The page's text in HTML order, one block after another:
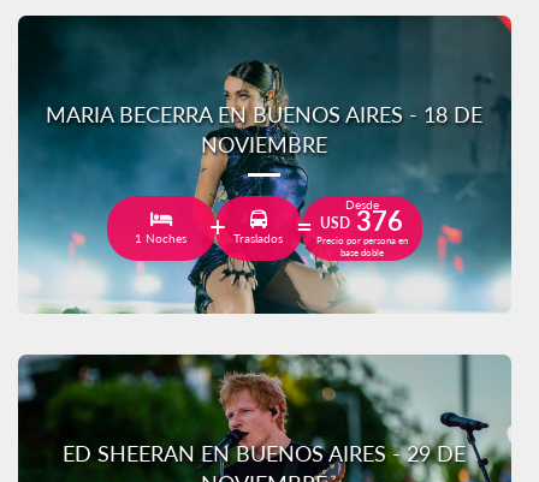
MARIA BECERRA EN BUENOS AIRES - 18 DE
NOVIEMBRE
1 Noches Traslados
Desde
USD 376
Precio por persona en
base doble
ED SHEERAN EN BUENOS AIRES - 29 DE